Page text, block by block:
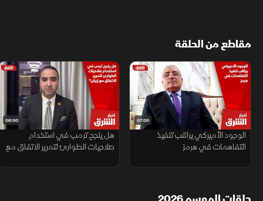
مقاطع من الحلقة
07:00
الوجود الأميركي يراقب تنفيذ
التفاهمات في هرمز
08:00
هل ينجح ترمب في استخدام
صلاحيات الطوارئ لتمرير الاتفاق مع